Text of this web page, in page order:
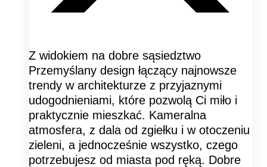
Z widokiem na dobre sąsiedztwo
Przemyślany design łączący najnowsze
trendy w architekturze z przyjaznymi
udogodnieniami, które pozwolą Ci miło i
praktycznie mieszkać. Kameralna
atmosfera, z dala od zgiełku i w otoczeniu
zieleni, a jednocześnie wszystko, czego
potrzebujesz od miasta pod ręką. Dobre